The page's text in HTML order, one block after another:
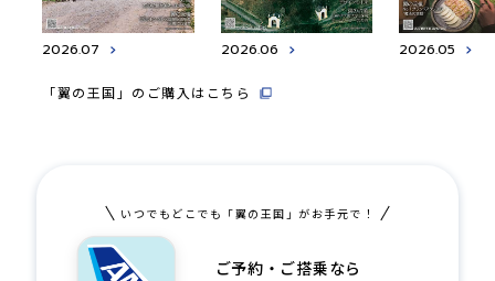
2026.07 2026.06 2026.05
「翼の王国」のご購入はこちら
いつでもどこでも「翼の王国」がお手元で！
ご予約・ご搭乗なら